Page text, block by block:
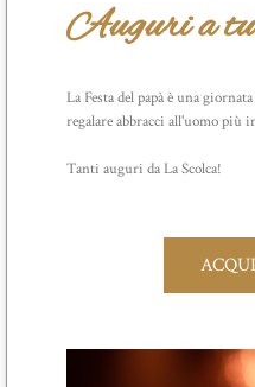
Auguri a
La Festa del papà è una
regalare abbracci all'uomo più
Tanti auguri da La Scolca!